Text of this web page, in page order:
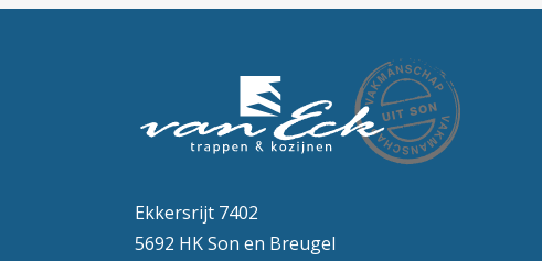
Ekkersrijt 7402
5692 HK Son en Breugel